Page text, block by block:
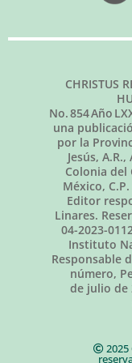
CHRISTUS
No.854Año
una
por la
Jesús,
Colonia del
México,
Editor
Linares.
04-2023-
Instituto
Responsable
número,
de julio de